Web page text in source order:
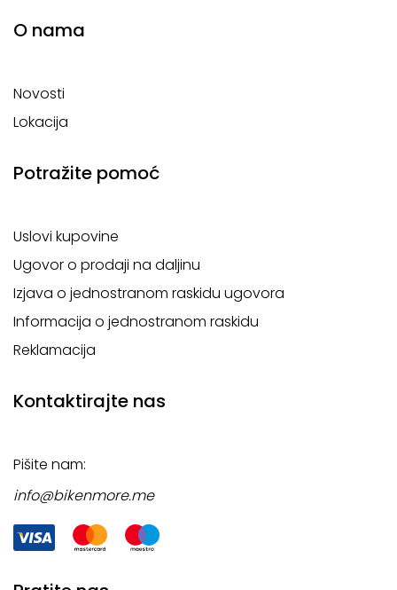
O nama
Novosti
Lokacija
Potražite pomoć
Uslovi kupovine
Ugovor o prodaji na daljinu
Izjava o jednostranom raskidu ugovora
Informacija o jednostranom raskidu
Reklamacija
Kontaktirajte nas
Pišite nam:
info@bikenmore.me